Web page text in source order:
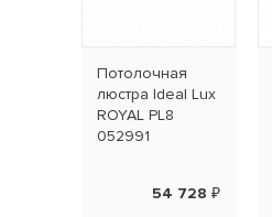
Потолочная
люстра Ideal Lux
ROYAL PL8
052991
54 728 ₽